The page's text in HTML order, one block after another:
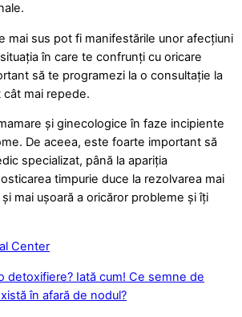
mai sus pot fi manifestările unor afecțiuni
în care te confrunți cu oricare
să te programezi la o consultație la
cât mai repede.
și ginecologice în faze incipiente
De aceea, este foarte important să
specializat, până la apariția
timpurie duce la rezolvarea mai
mai ușoară a oricăror probleme și îți
Center
detoxifiere? Iată cum! Ce semne de
în afară de nodul?